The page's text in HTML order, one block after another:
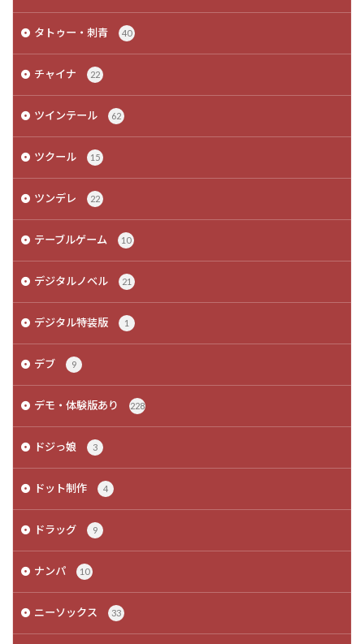
タトゥー・刺青 40
チャイナ 22
ツインテール 62
ツクール 15
ツンデレ 22
テーブルゲーム 10
デジタルノベル 21
デジタル特装版 1
デブ 9
デモ・体験版あり 228
ドジっ娘 3
ドット制作 4
ドラッグ 9
ナンパ 10
ニーソックス 33